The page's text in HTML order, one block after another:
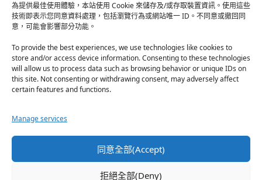
為提供最佳使用體驗，本站使用 Cookie 來儲存及/或存取裝置資訊。使用這些
技術即表示您同意資料處理，包括瀏覽行為或網站唯一 ID。不同意或撤回同
意，可能會影響部分功能。
To provide the best experiences, we use technologies like cookies to
store and/or access device information. Consenting to these technologies
will allow us to process data such as browsing behavior or unique IDs on
this site. Not consenting or withdrawing consent, may adversely affect
certain features and functions.
Manage services
同意全部(Accept)
拒絕全部(Deny)
熱帶魚·2026-06-22
之前看到網路上有人說灰二自私情勒大家陪他圓夢，但
真…
於『強風吹拂』
珊·2026-06-18
第…
於『白領羽球部』